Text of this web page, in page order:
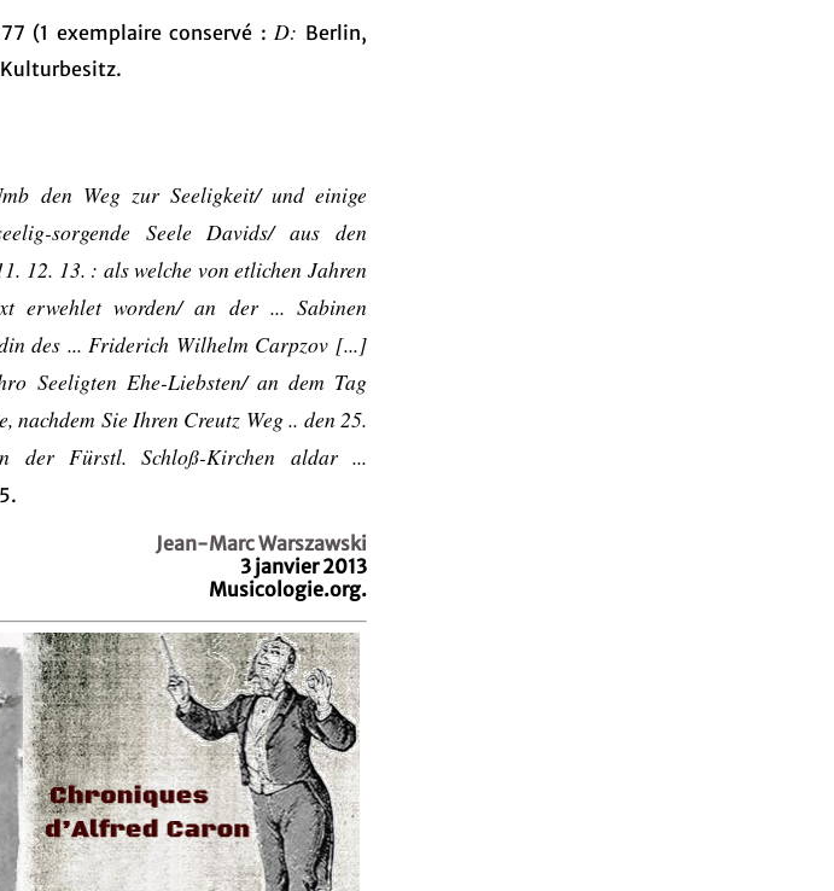
(1 exemplaire conservé :D: Berlin,
den Weg zur Seeligkeit/ und einige
sorgende Seele Davids/ aus den
12. 13. : als welche von etlichen Jahren
erwehlet worden/ an der ... Sabinen
des ... Friderich Wilhelm Carpzov [...]
Seeligten Ehe-Liebsten/ an dem Tag
Sie Ihren Creutz Weg .. den 25.
der Fürstl. Schloß-Kirchen aldar ...
Jean-Marc Warszawski
3 janvier 2013
Musicologie.org.